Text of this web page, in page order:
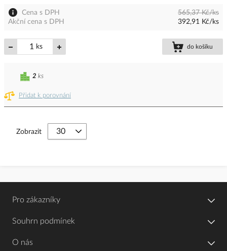
Cena s DPH
565,37 Kč/ks
Akční cena s DPH
392,91 Kč/ks
ks do košíku
Přidat k porovnání
2 ks
Zobrazit
Pro zákazníky
Souhrn podmínek
O nás